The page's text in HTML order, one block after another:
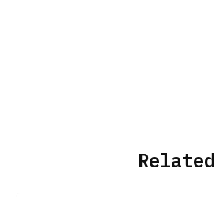
Related